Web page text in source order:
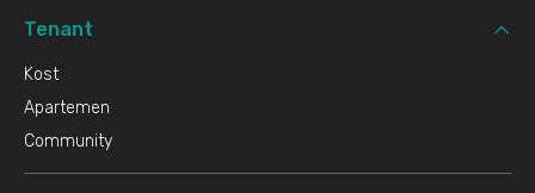
Tenant
Kost
Apartemen
Community